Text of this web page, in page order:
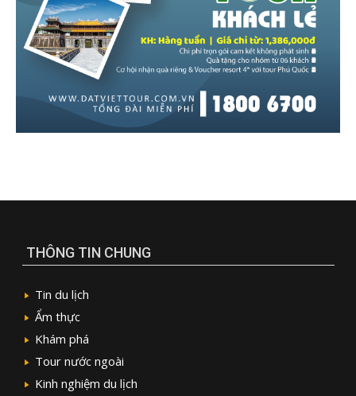
THÔNG TIN CHUNG
Tin du lịch
Ẩm thực
Khám phá
Tour nước ngoài
Kinh nghiệm du lịch